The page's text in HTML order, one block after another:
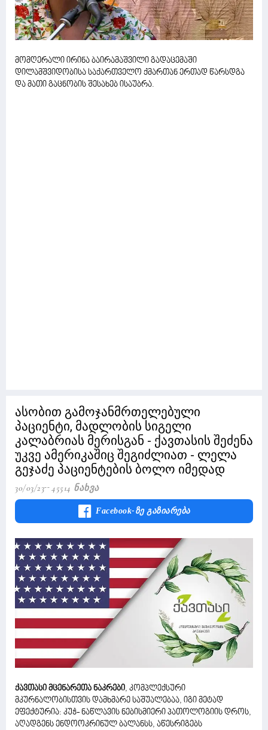
მომღერალი ირინა ბაირამაშვილი გადაცემაში
დილამშვიდობისა საქართველო ქმართან ერთად წარსდგა
და მათი გაცნობის შესახებ ისაუბრა.
ასობით გამოჯანმრთელებული
პაციენტი, მადლობის სიგელი
კალაბრიას მერისგან - ქავთასის შეძენა
უკვე ამერიკაშიც შეგიძლიათ - ლელა
გეჯაძე პაციენტების ბოლო იმედად
30/03/23 45514 Ნახვა
Facebook-Ზე Გაზიარება
ქავთასი მცენარეთა ნაკრები, კომპლექსური
მკურნალობისთვის დამხმარე საშუალებაა, იგი მეტად
ეფექტურია: კუჭ- ნაწლავის ნებისმიერი პათოლოგიის დროს,
აღადგენს ენდოოკრინულ ბალანსს, აწესრიგებს